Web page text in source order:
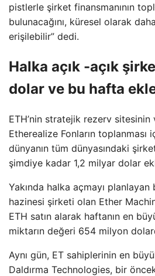
pistlerle şirket finansmanının
bulunacağını, küresel olarak
erişilebilir” dedi.
Halka açık -açık
dolar ve bu hafta
ETH’nin stratejik rezerv sitesinin
Etherealize Fonların
dünyanın tüm dünyasındaki
şimdiye kadar 1,2 milyar dolar
Yakında halka açmayı
hazinesi şirketi olan Ether
ETH satın alarak haftanın en
miktarın değeri 654 milyon
Aynı gün, ET sahiplerinin en
Daldırma Technologies, bir